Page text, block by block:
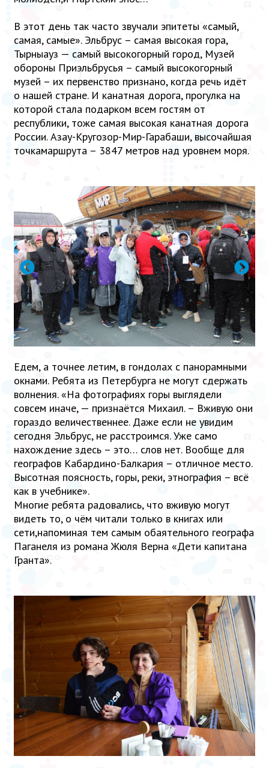
В этот день так часто звучали эпитеты «самый,
самая, самые». Эльбрус – самая высокая гора,
Тырныауз — самый высокогорный город, Музей
обороны Приэльбрусья – самый высокогорный
музей – их первенство признано, когда речь идёт
о нашей стране. И канатная дорога, прогулка на
которой стала подарком всем гостям от
республики, тоже самая высокая канатная дорога
России. Азау-Кругозор-Мир-Гарабаши, высочайшая
точкамаршрута – 3847 метров над уровнем моря.
Едем, а точнее летим, в гондолах с панорамными
окнами. Ребята из Петербурга не могут сдержать
волнения. «На фотографиях горы выглядели
совсем иначе, — признаётся Михаил. – Вживую они
гораздо величественнее. Даже если не увидим
сегодня Эльбрус, не расстроимся. Уже само
нахождение здесь – это… слов нет. Вообще для
географов Кабардино-Балкария – отличное место.
Высотная поясность, горы, реки, этнография – всё
как в учебнике».
Многие ребята радовались, что вживую могут
видеть то, о чём читали только в книгах или
сети,напоминая тем самым обаятельного географа
Паганеля из романа Жюля Верна «Дети капитана
Гранта».